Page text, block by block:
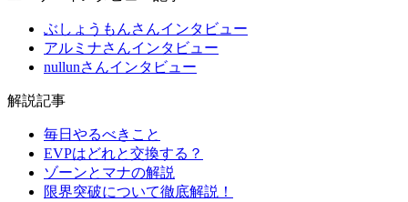
ぶしょうもんさんインタビュー
アルミナさんインタビュー
nullunさんインタビュー
解説記事
毎日やるべきこと
EVPはどれと交換する？
ゾーンとマナの解説
限界突破について徹底解説！